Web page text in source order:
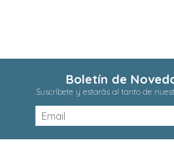
Boletín de
Suscríbete y estarás al tanto de